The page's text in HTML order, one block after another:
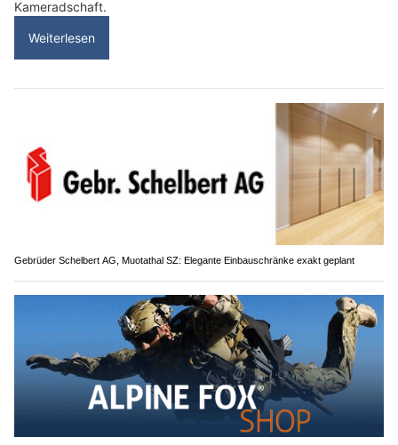
Kameradschaft.
Weiterlesen
Gebrüder Schelbert AG, Muotathal SZ: Elegante Einbauschränke exakt geplant